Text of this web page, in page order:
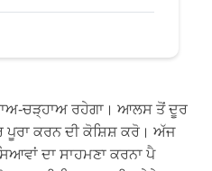
ਚੜ੍ਹਾਅ ਰਹੇਗਾ। ਆਲਸ ਤੋਂ ਦੂਰ
ਪੂਰਾ ਕਰਨ ਦੀ ਕੋਸ਼ਿਸ਼ ਕਰੋ। ਅੱਜ
ਦਾ ਸਾਹਮਣਾ ਕਰਨਾ ਪੈ